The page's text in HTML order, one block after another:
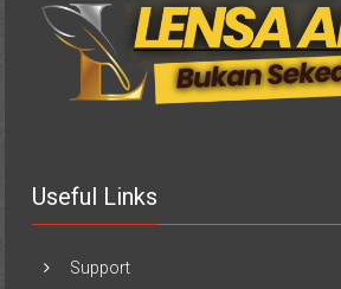
Useful Links
Support